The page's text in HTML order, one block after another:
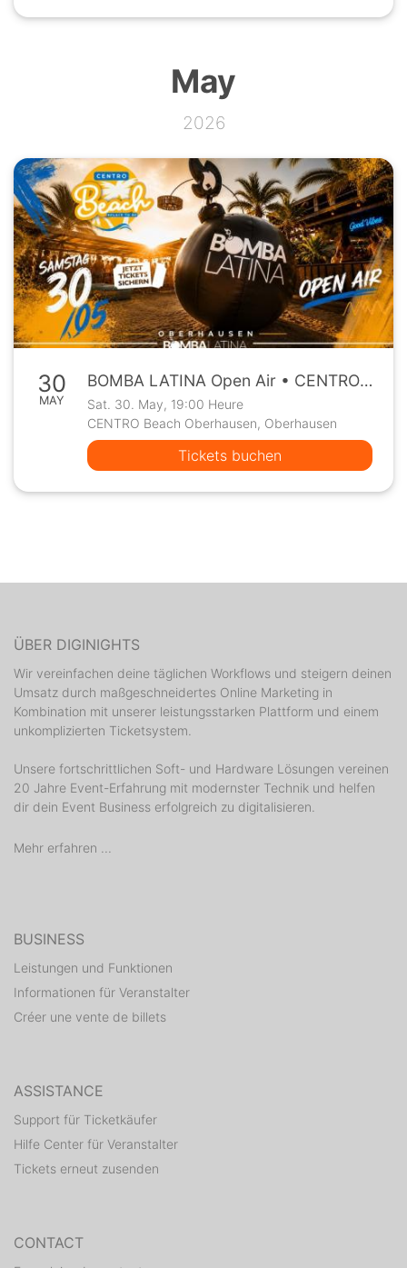
May
2026
30
MAY
BOMBA LATINA Open Air • CENTRO Beach Oberhausen • Sa, 30.05.
Sat. 30. May, 19:00 Heure
CENTRO Beach Oberhausen, Oberhausen
Tickets buchen
ÜBER DIGINIGHTS
Wir vereinfachen deine täglichen Workflows und steigern deinen
Umsatz durch maßgeschneidertes Online Marketing in
Kombination mit unserer leistungsstarken Plattform und einem
unkomplizierten Ticketsystem.
Unsere fortschrittlichen Soft- und Hardware Lösungen vereinen
20 Jahre Event-Erfahrung mit modernster Technik und helfen
dir dein Event Business erfolgreich zu digitalisieren.
Mehr erfahren ...
BUSINESS
Leistungen und Funktionen
Informationen für Veranstalter
Créer une vente de billets
ASSISTANCE
Support für Ticketkäufer
Hilfe Center für Veranstalter
Tickets erneut zusenden
CONTACT